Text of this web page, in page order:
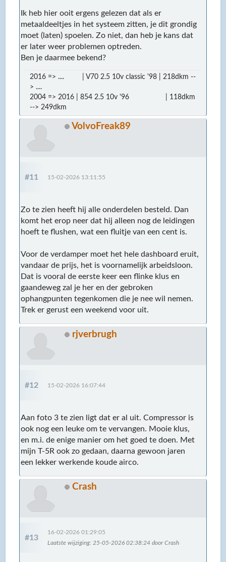
Ik heb hier ooit ergens gelezen dat als er
metaaldeeltjes in het systeem zitten, je dit grondig
moet (laten) spoelen. Zo niet, dan heb je kans dat
er later weer problemen optreden.
Ben je daarmee bekend?
2016 => .... | V70 2.5 10v classic '98 | 218dkm --
> ....
2004 => 2016 | 854 2.5 10v '96 | 118dkm
--> 249dkm
VolvoFreak89
#11 15-02-2026 13:11:55
Zo te zien heeft hij alle onderdelen besteld. Dan
komt het erop neer dat hij alleen nog de leidingen
hoeft te flushen, wat een fluitje van een cent is.
Voor de verdamper moet het hele dashboard eruit,
vandaar de prijs, het is voornamelijk arbeidsloon.
Dat is vooral de eerste keer een flinke klus en
gaandeweg zal je her en der gebroken
ophangpunten tegenkomen die je nee wil nemen.
Trek er gerust een weekend voor uit.
rjverbrugh
#12 15-02-2026 16:07:44
Aan foto 3 te zien ligt dat er al uit. Compressor is
ook nog een leuke om te vervangen. Mooie klus,
en m.i. de enige manier om het goed te doen. Met
mijn T-5R ook zo gedaan, daarna gewoon jaren
een lekker werkende koude airco.
Crash
#13
16-02-2026 01:29:05
Laatste wijziging: 25-05-2026 02:38:24 door Crash